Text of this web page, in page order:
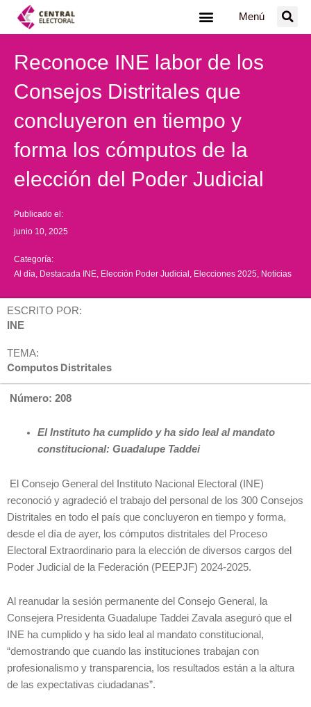
Menú
Reconoce INE labor de los
Consejos Distritales que
concluyeron en tiempo y
forma los cómputos de la
elección del Poder Judicial
Publicado el:
junio 10, 2025
Categoría:
Al día Destacada INE Elección Poder Judicial Elecciones 2025 Noticias
ESCRITO POR:
INE
TEMA:
Computos Distritales
Número: 208
El Instituto ha cumplido y ha sido leal al mandato
constitucional: Guadalupe Taddei
El Consejo General del Instituto Nacional Electoral (INE)
reconoció y agradeció el trabajo del personal de los 300 Consejos
Distritales en todo el país que concluyeron en tiempo y forma,
desde el día de ayer, los cómputos distritales del Proceso
Electoral Extraordinario para la elección de diversos cargos del
Poder Judicial de la Federación (PEEPJF) 2024-2025.
Al reanudar la sesión permanente del Consejo General, la
Consejera Presidenta Guadalupe Taddei Zavala aseguró que el
INE ha cumplido y ha sido leal al mandato constitucional,
“demostrando que cuando las instituciones trabajan con
profesionalismo y transparencia, los resultados están a la altura
de las expectativas ciudadanas”.